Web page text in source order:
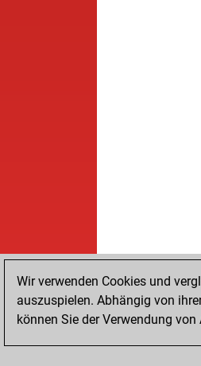
Wir verwenden Cookies und
auszuspielen. Abhängig von
können Sie der Verwendung